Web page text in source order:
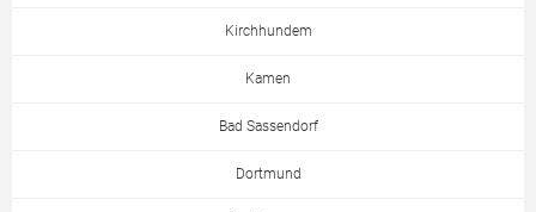
Kirchhundem
Kamen
Bad Sassendorf
Dortmund